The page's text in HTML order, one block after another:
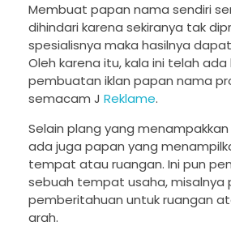
Membuat papan nama sendiri
dihindari karena sekiranya tak
spesialisnya maka hasilnya
Oleh karena itu, kala ini telah ada
pembuatan iklan papan nama
semacam J Reklame.
Selain plang yang
ada juga papan yang
tempat atau ruangan. Ini pun
sebuah tempat usaha, misalnya
pemberitahuan untuk ruangan
arah.